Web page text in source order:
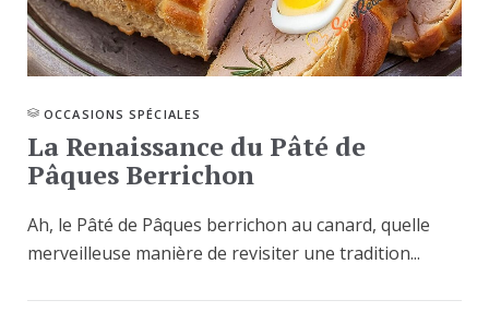
OCCASIONS SPÉCIALES
La Renaissance du Pâté de
Pâques Berrichon
Ah, le Pâté de Pâques berrichon au canard, quelle
merveilleuse manière de revisiter une tradition...